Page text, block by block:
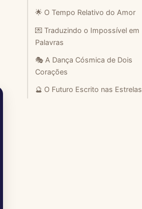
🌟 O Tempo Relativo do Amor
💌 Traduzindo o Impossível em
Palavras
🎭 A Dança Cósmica de Dois
Corações
🔮 O Futuro Escrito nas Estrelas